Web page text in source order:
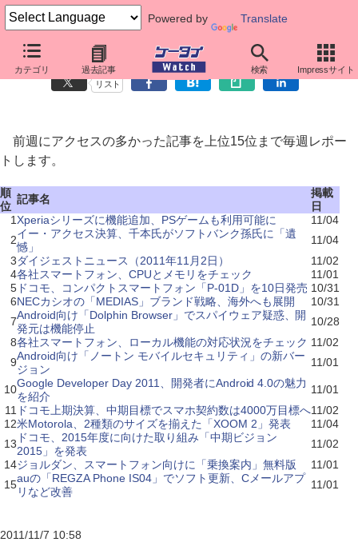
Powered by Translate
カテゴリ 過去記事 検索 Impressサイト
先週のニュースアクセス
リスト
前週にアクセスの多かった記事を上位15位まで毎週レポー
トします。
順
位
記事名
掲載
日
1Xperiaシリーズに機能追加、PSゲームも利用可能に
11/04
2イー・アクセス決算、千本氏がソフトバンク孫氏に「遺
憾」
11/04
3ダイジェストニュース（2011年11月2日）
11/02
4各社スマートフォン、CPUとメモリをチェック
11/01
5 ドコモ、コンパクトスマートフォン「P-01D」を10日発売 10/31
6NECカシオの「MEDIAS」ブランド戦略、海外へも展開
10/31
7Android向け「Dolphin Browser」でスパイウェア疑惑、開
発元は機能停止
10/28
8各社スマートフォン、ローカル機能の対応状況をチェック 11/02
9Android向け「ノートン モバイルセキュリティ」の新バー
ジョン
11/01
10Google Developer Day 2011、開発者にAndroid 4.0の魅力
を紹介
11/01
11 ドコモ上期決算、中期目標でスマホ契約数は4000万目標へ11/02
12米Motorola、2種類のサイズを揃えた「XOOM 2」発表
11/04
13 ドコモ、2015年度に向けた取り組み「中期ビジョン
2015」を発表
11/02
14ジョルダン、スマートフォン向けに「乗換案内」無料版
11/01
15auの「REGZA Phone IS04」でソフト更新、Cメールアプ
リなど改善
11/01
2011/11/7 10:58